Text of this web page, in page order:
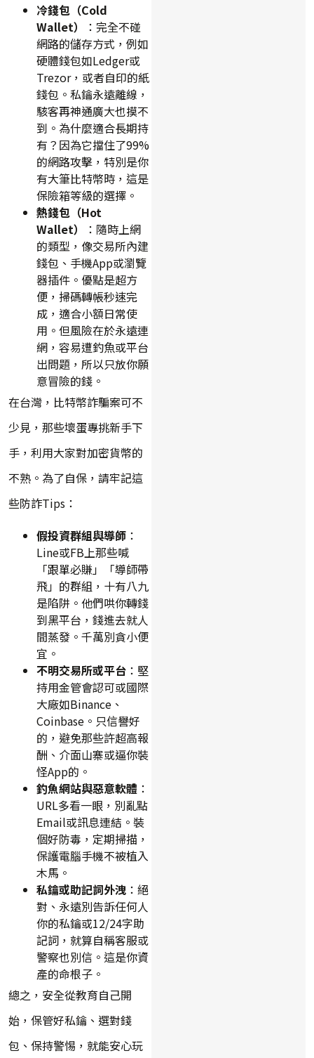
冷錢包（Cold
Wallet）
：完全不碰
網路的儲存方式，例如
硬體錢包如Ledger或
Trezor，或者自印的紙
錢包。私鑰永遠離線，
駭客再神通廣大也摸不
到。為什麼適合長期持
有？因為它擋住了99%
的網路攻擊，特別是你
有大筆比特幣時，這是
保險箱等級的選擇。
熱錢包（Hot
Wallet）
：隨時上網
的類型，像交易所內建
錢包、手機App或瀏覽
器插件。優點是超方
便，掃碼轉帳秒速完
成，適合小額日常使
用。但風險在於永遠連
網，容易遭釣魚或平台
出問題，所以只放你願
意冒險的錢。
在台灣，比特幣詐騙案可不
少見，那些壞蛋專挑新手下
手，利用大家對加密貨幣的
不熟。為了自保，請牢記這
些防詐Tips：
假投資群組與導師 ：
Line或FB上那些喊
「跟單必賺」「導師帶
飛」的群組，十有八九
是陷阱。他們哄你轉錢
到黑平台，錢進去就人
間蒸發。千萬別貪小便
宜。
不明交易所或平台 ：堅
持用金管會認可或國際
大廠如Binance、
Coinbase。只信譽好
的，避免那些許超高報
酬、介面山寨或逼你裝
怪App的。
釣魚網站與惡意軟體 ：
URL多看一眼，別亂點
Email或訊息連結。裝
個好防毒，定期掃描，
保護電腦手機不被植入
木馬。
私鑰或助記詞外洩 ：絕
對、永遠別告訴任何人
你的私鑰或12/24字助
記詞，就算自稱客服或
警察也別信。這是你資
產的命根子。
總之，安全從教育自己開
始，保管好私鑰、選對錢
包、保持警惕，就能安心玩